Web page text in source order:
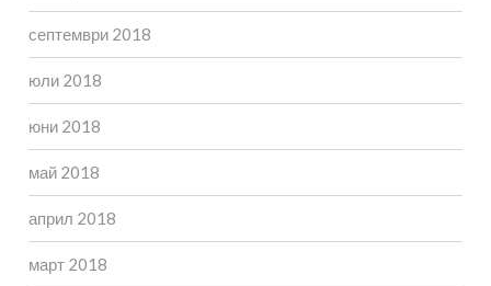
септември 2018
юли 2018
юни 2018
май 2018
април 2018
март 2018